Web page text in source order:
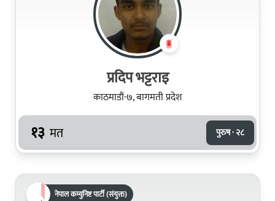
प्रदिप भट्टराइ
काठमाडौं-७, बागमती प्रदेश
१३ मत पुरुष · २८
नेपाल कम्युनिष्ट पार्टी (संयुक्त)